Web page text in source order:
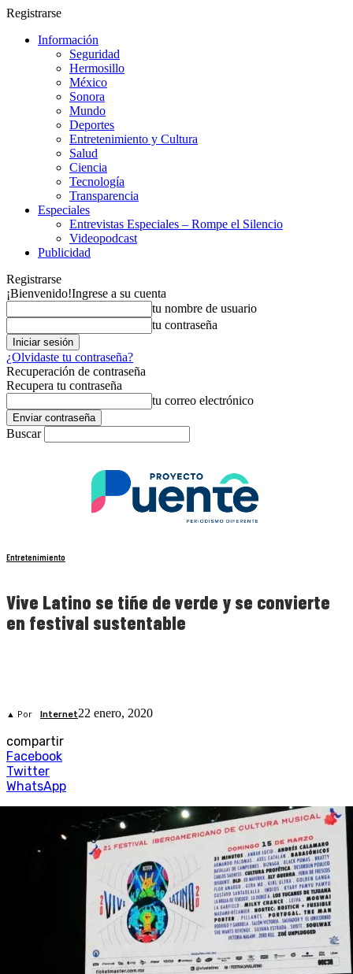
Registrarse
Información
Seguridad
Hermosillo
México
Sonora
Mundo
Deportes
Entretenimiento y Cultura
Salud
Ciencia
Tecnología
Transparencia
Especiales
Entrevistas Especiales – Rompe el Silencio
Videopodcast
Publicidad
Registrarse
¡Bienvenido!Ingrese a su cuenta
tu nombre de usuario
tu contraseña
¿Olvidaste tu contraseña?
Recuperación de contraseña
Recupera tu contraseña
tu correo electrónico
Buscar
Entretenimiento
Vive Latino se tiñe de verde y se convierte
en festival sustentable
▲ Por Internet22 enero, 2020
compartir
Facebook
Twitter
WhatsApp